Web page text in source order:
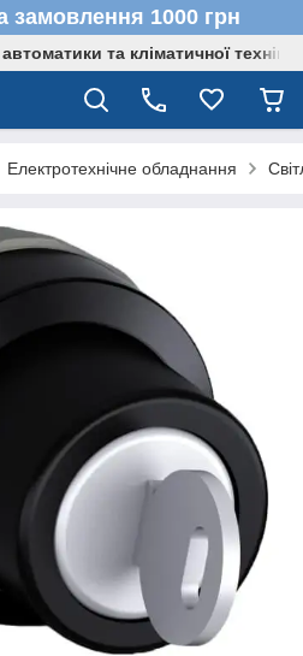
замовлення 1000 грн
та кліматичної техніки
Електротехнічне обладнання